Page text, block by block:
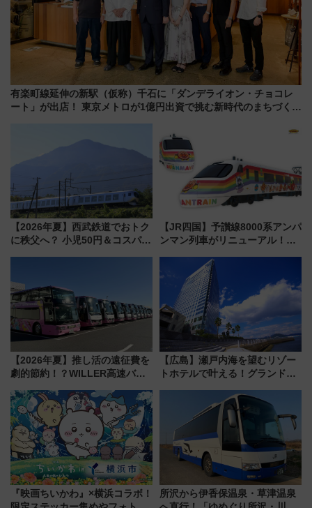
有楽町線延伸の新駅（仮称）千石に「ダンデライオン・チョコレ
ート」が出店！ 東京メトロが1億円出資で挑む新時代のまちづくり
【2026年夏】西武鉄道でおトク
に秩父へ？ 小児50円＆コスパ最
検や特急ラビューも
【JR四国】予讃線8000系アンパ
ンマン列車がリニューアル！内
今年12月
【2026年夏】推し活の遠征費を
劇的節約！？WILLER高速バス
温泉の最強ルート 予約期間・
対象路線まとめ
【広島】瀬戸内海を望むリゾー
トホテルで叶える！グランドプ
ディング＆カジュアルパーティ
ープラン
『映画ちいかわ』×横浜コラボ！
所沢から伊香保温泉・草津温泉